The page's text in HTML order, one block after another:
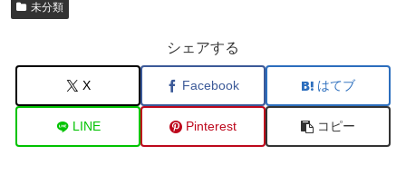
未分類
シェアする
X Facebook はてブ
LINE Pinterest コピー